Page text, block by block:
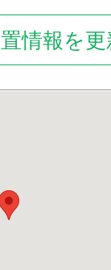
情報を